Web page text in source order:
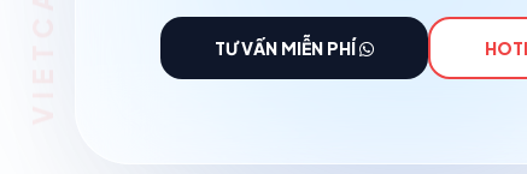
TƯ VẤN MIỄN PHÍ